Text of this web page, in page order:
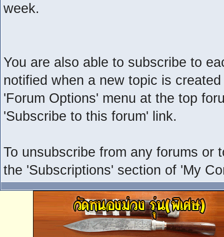
week.
You are also able to subscribe to
notified when a new topic is
'Forum Options' menu at the top
'Subscribe to this forum' link.
To unsubscribe from any forums or
the 'Subscriptions' section of 'My